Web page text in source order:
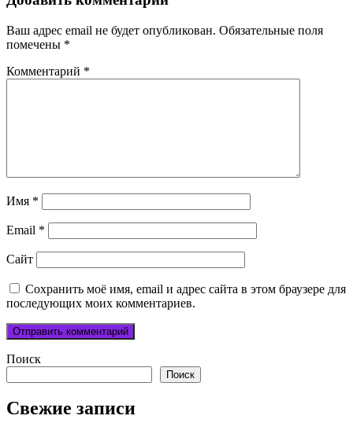
Ваш адрес email не будет опубликован. Обязательные поля
помечены *
Комментарий *
Имя *
Email *
Сайт
Сохранить моё имя, email и адрес сайта в этом браузере для
последующих моих комментариев.
Поиск
Поиск
Свежие записи